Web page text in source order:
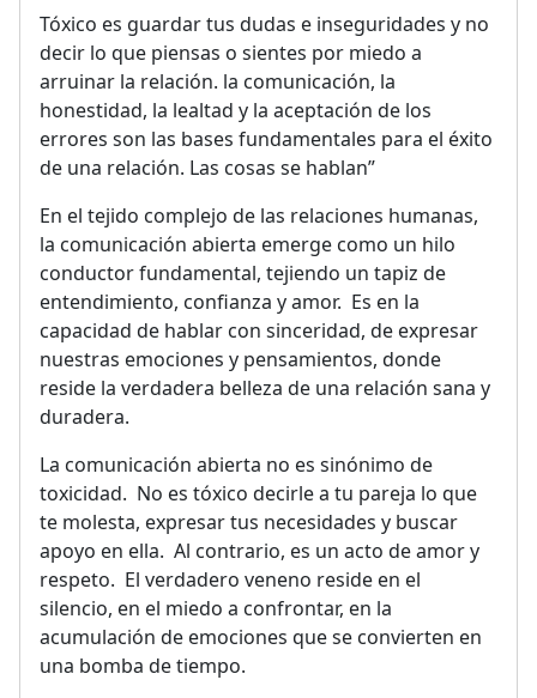
Tóxico es guardar tus dudas e inseguridades y no
decir lo que piensas o sientes por miedo a
arruinar la relación. la comunicación, la
honestidad, la lealtad y la aceptación de los
errores son las bases fundamentales para el éxito
de una relación. Las cosas se hablan”
En el tejido complejo de las relaciones humanas,
la comunicación abierta emerge como un hilo
conductor fundamental, tejiendo un tapiz de
entendimiento, confianza y amor. Es en la
capacidad de hablar con sinceridad, de expresar
nuestras emociones y pensamientos, donde
reside la verdadera belleza de una relación sana y
duradera.
La comunicación abierta no es sinónimo de
toxicidad. No es tóxico decirle a tu pareja lo que
te molesta, expresar tus necesidades y buscar
apoyo en ella. Al contrario, es un acto de amor y
respeto. El verdadero veneno reside en el
silencio, en el miedo a confrontar, en la
acumulación de emociones que se convierten en
una bomba de tiempo.